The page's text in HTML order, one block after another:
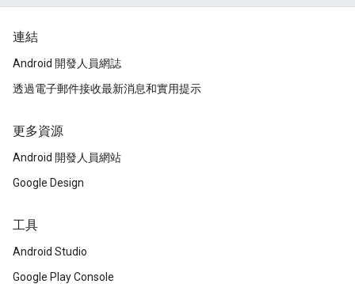
連結
Android 開發人員網誌
透過電子郵件接收最新消息和實用提示
更多資源
Android 開發人員網站
Google Design
工具
Android Studio
Google Play Console